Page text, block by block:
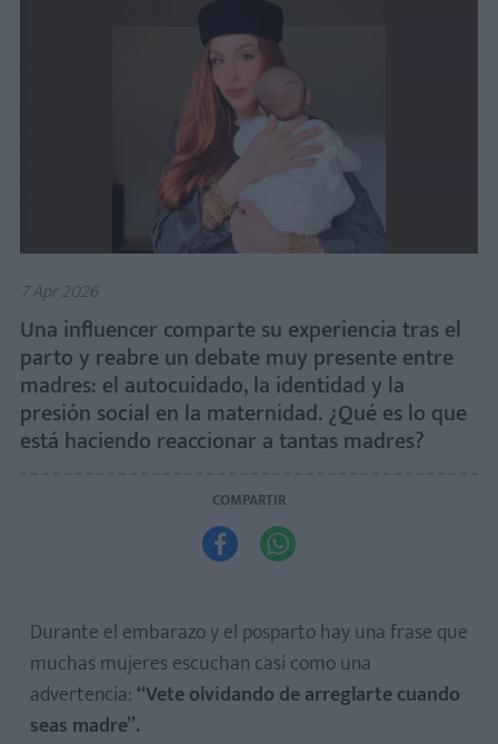
7 Apr 2026
Una influencer comparte su experiencia tras el
parto y reabre un debate muy presente entre
madres: el autocuidado, la identidad y la
presión social en la maternidad. ¿Qué es lo que
está haciendo reaccionar a tantas madres?
COMPARTIR
 
Durante el embarazo y el posparto hay una frase que
muchas mujeres escuchan casi como una
advertencia:“Vete olvidando de arreglarte cuando
seas madre”.